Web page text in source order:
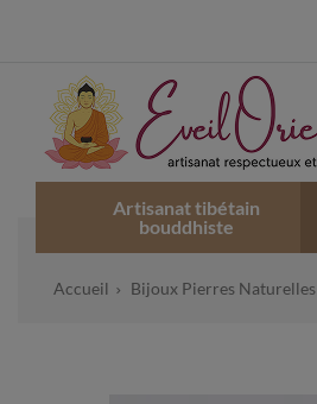
Artisanat tibétain
bouddhiste
Accueil Bijoux Pierres Naturelles